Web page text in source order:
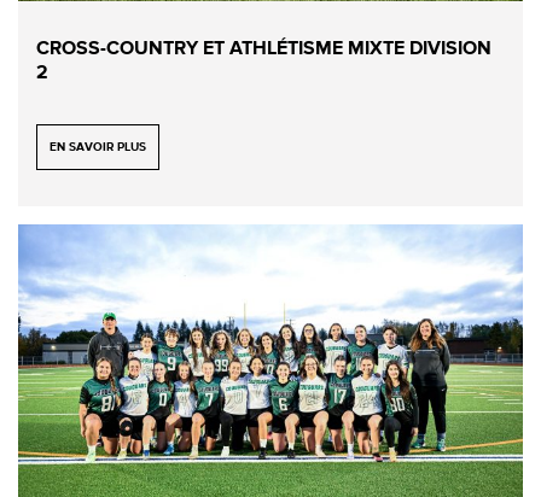
CROSS-COUNTRY ET ATHLÉTISME MIXTE DIVISION
2
EN SAVOIR PLUS